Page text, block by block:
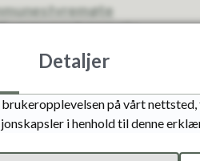
Detaljer
på vårt
i henhold til denne